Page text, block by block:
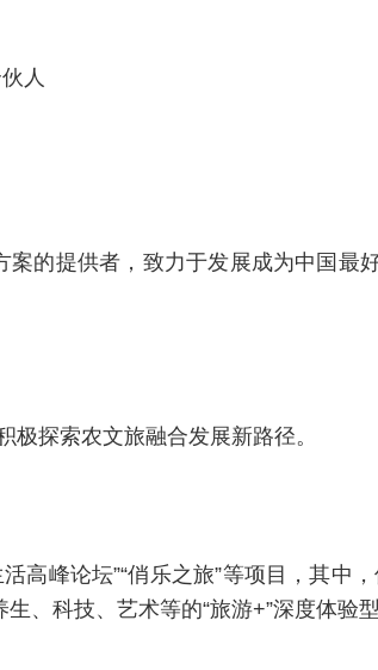
人
的提供者，致力于发展成为中国最
极探索农文旅融合发展新路径。
高峰论坛”“俏乐之旅”等项目，其中
、科技、艺术等的“旅游+”深度体验型